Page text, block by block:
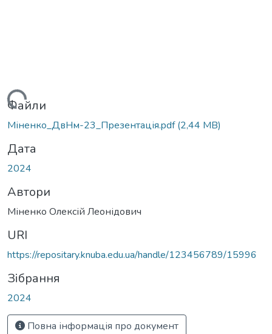
Вантажиться...
Файли
Міненко_ДвНм-23_Презентація.pdf(2,44 MB)
Дата
2024
Автори
Міненко Олексій Леонідович
URI
https://repositary.knuba.edu.ua/handle/123456789/15996
Зібрання
2024
Повна інформація про документ